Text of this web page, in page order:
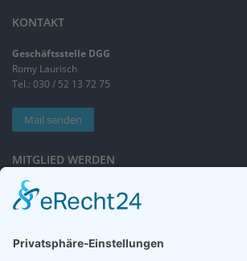
KONTAKT
Geschäftsstelle DGG
Romy Laurisch
Tel.: 030 / 52 13 72 75
Mail senden
MITGLIED WERDEN
Sieben gute Gründe
für Ihre Mitgliedschaft